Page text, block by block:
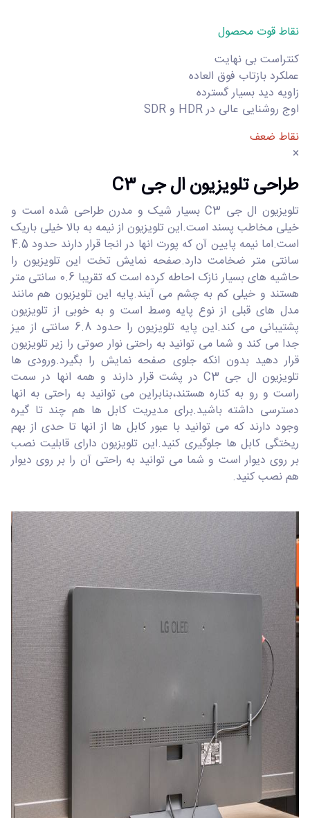
نقاط قوت محصول
کنتراست بی نهایت
عملکرد بازتاب فوق العاده
زاویه دید بسیار گسترده
اوج روشنایی عالی در HDR و SDR
نقاط ضعف
×
طراحی تلویزیون ال جی C3
تلویزیون ال جی C3 بسیار شیک و مدرن طراحی شده است و
خیلی مخاطب پسند است.این تلویزیون از نیمه به بالا خیلی باریک
است.اما نیمه پایین آن که پورت انها در انجا قرار دارند حدود 4.5
سانتی متر ضخامت دارد.صفحه نمایش تخت این تلویزیون را
حاشیه های بسیار نازک احاطه کرده است که تقریبا 0.6 سانتی متر
هستند و خیلی کم به چشم می آیند.پایه این تلویزیون هم مانند
مدل های قبلی از نوع پایه وسط است و به خوبی از تلویزیون
پشتیبانی می کند.این پایه تلویزیون را حدود 6.8 سانتی از میز
جدا می کند و شما می توانید به راحتی نوار صوتی را زیر تلویزیون
قرار دهید بدون انکه جلوی صفحه نمایش را بگیرد.ورودی ها
تلویزیون ال جی C3 در پشت قرار دارند و همه انها در سمت
راست و رو به کناره هستند،بنابراین می توانید به راحتی به انها
دسترسی داشته باشید.برای مدیریت کابل ها هم چند تا گیره
وجود دارند که می توانید با عبور کابل ها از انها تا حدی از بهم
ریختگی کابل ها جلوگیری کنید.این تلویزیون دارای قابلیت نصب
بر روی دیوار است و شما می توانید به راحتی آن را بر روی دیوار
هم نصب کنید.